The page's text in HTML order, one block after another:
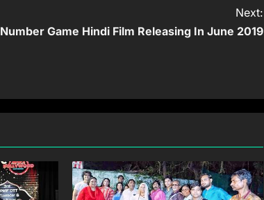
Next:
Number Game Hindi Film Releasing In June 2019